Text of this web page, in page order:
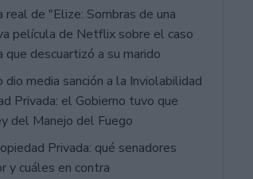
real de "Elize: Sombras de una
película de Netflix sobre el caso
que descuartizó a su marido
dio media sanción a la Inviolabilidad
Privada: el Gobierno tuvo que
del Manejo del Fuego
Privada: qué senadores
y cuáles en contra